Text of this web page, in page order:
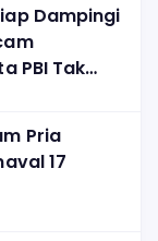
Dampingi
PBI Tak
Pria
17